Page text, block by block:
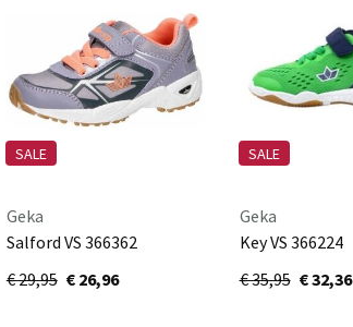
SALE
Geka
Salford VS 366362
€ 29,95 € 26,96
SALE
Geka
Key VS 366224
€ 35,95 € 32,36